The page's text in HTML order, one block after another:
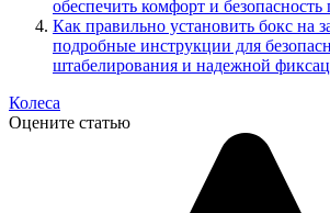
обеспечить комфорт и безопасность
Как правильно установить бокс на
подробные инструкции для
штабелирования и надежной
Колеса
Оцените статью